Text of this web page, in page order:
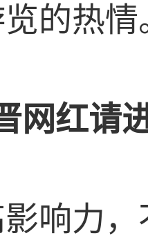
的热情
网红请
响力